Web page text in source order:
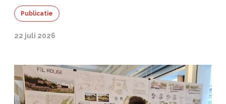
Publicatie
22 juli 2026